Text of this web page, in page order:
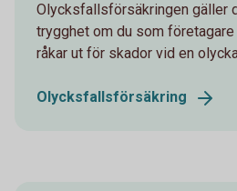
Olycksfallsförsäkringen gäller
trygghet om du som
råkar ut för skador vid en
Olycksfallsförsäkring